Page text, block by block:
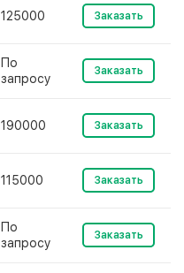
125000 Заказать
По
запросу
Заказать
190000 Заказать
115000 Заказать
По
запросу
Заказать